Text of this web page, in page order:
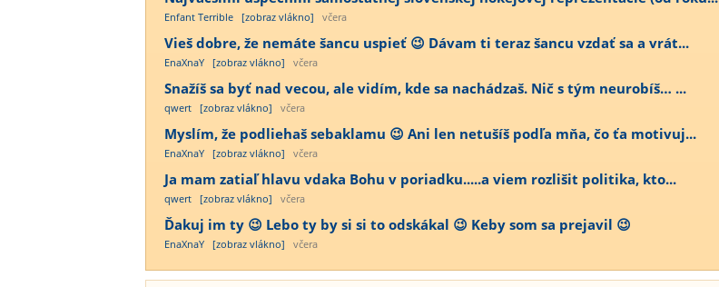
Enfant Terrible [zobraz vlákno] včera
Vieš dobre, že nemáte šancu uspieť 😉 Dávam ti teraz šancu vzdať sa a vrát...
EnaXnaY [zobraz vlákno] včera
Snažíš sa byť nad vecou, ale vidím, kde sa nachádzaš. Nič s tým neurobíš… ...
qwert [zobraz vlákno] včera
Myslím, že podliehaš sebaklamu 😉 Ani len netušíš podľa mňa, čo ťa motivuj...
EnaXnaY [zobraz vlákno] včera
Ja mam zatiaľ hlavu vdaka Bohu v poriadku.....a viem rozlišit politika, kto...
qwert [zobraz vlákno] včera
Ďakuj im ty 😉 Lebo ty by si si to odskákal 😉 Keby som sa prejavil 😉
EnaXnaY [zobraz vlákno] včera